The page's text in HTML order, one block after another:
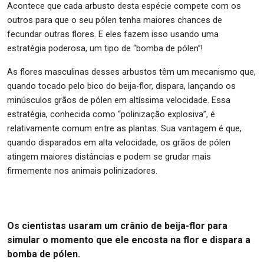
Acontece que cada arbusto desta espécie compete com os
outros para que o seu pólen tenha maiores chances de
fecundar outras flores. E eles fazem isso usando uma
estratégia poderosa, um tipo de “bomba de pólen”!
As flores masculinas desses arbustos têm um mecanismo que,
quando tocado pelo bico do beija-flor, dispara, lançando os
minúsculos grãos de pólen em altíssima velocidade. Essa
estratégia, conhecida como “polinização explosiva”, é
relativamente comum entre as plantas. Sua vantagem é que,
quando disparados em alta velocidade, os grãos de pólen
atingem maiores distâncias e podem se grudar mais
firmemente nos animais polinizadores.
Os cientistas usaram um crânio de beija-flor para
simular o momento que ele encosta na flor e dispara a
bomba de pólen.